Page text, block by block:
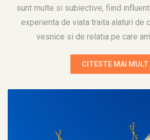
sunt multe si subiective, fiind
experienta de viata traita alaturi de
vesnice si de relatia pe care
CITESTE MAI MULT